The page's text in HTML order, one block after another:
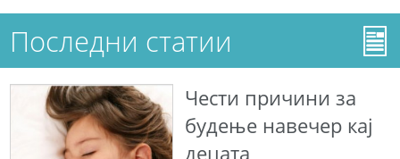
Последни статии
Чести причини за
будење навечер кај
децата